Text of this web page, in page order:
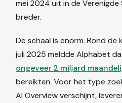
mei 2024 uit in de
breder.
De schaal is enorm. Rond
juli 2025 meldde Alphabet
ongeveer 2 miljard
bereikten. Voor het type
AI Overview verschijnt,